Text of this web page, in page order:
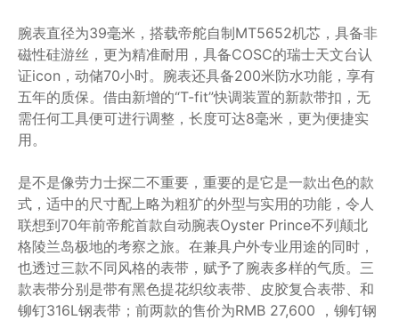
腕表直径为39毫米，搭载帝舵自制MT5652机芯，具备非
磁性硅游丝，更为精准耐用，具备COSC的瑞士天文台认
证icon，动储70小时。腕表还具备200米防水功能，享有
五年的质保。借由新增的“T-fit”快调装置的新款带扣，无
需任何工具便可进行调整，长度可达8毫米，更为便捷实
用。
是不是像劳力士探二不重要，重要的是它是一款出色的款
式，适中的尺寸配上略为粗犷的外型与实用的功能，令人
联想到70年前帝舵首款自动腕表Oyster Prince不列颠北
格陵兰岛极地的考察之旅。在兼具户外专业用途的同时，
也透过三款不同风格的表带，赋予了腕表多样的气质。三
款表带分别是带有黑色提花织纹表带、皮胶复合表带、和
铆钉316L钢表带；前两款的售价为RMB 27,600 ，铆钉钢